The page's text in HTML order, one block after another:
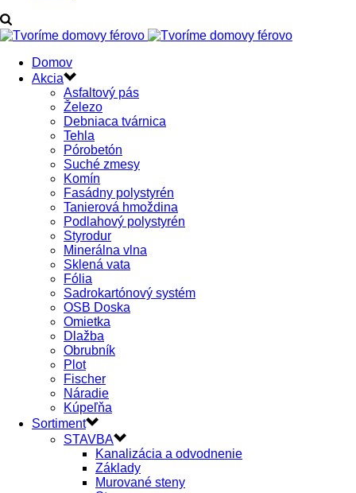
Domov
Akcia
Asfaltový pás
Železo
Debniaca tvárnica
Tehla
Pórobetón
Suché zmesy
Komín
Fasádny polystyrén
Tanierová hmoždina
Podlahový polystyrén
Styrodur
Minerálna vlna
Sklená vata
Fólia
Sadrokartónový systém
OSB Doska
Omietka
Dlažba
Obrubník
Plot
Fischer
Náradie
Kúpeľňa
Sortiment
STAVBA
Kanalizácia a odvodnenie
Základy
Murované steny